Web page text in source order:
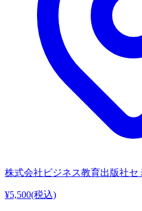
株式会社ビジネス教育出版社セ
¥5,500(税込)